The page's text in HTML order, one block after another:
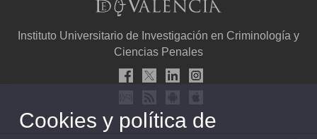
Instituto Universitario de Investigación en Criminología y
Ciencias Penales
Cookies y política de